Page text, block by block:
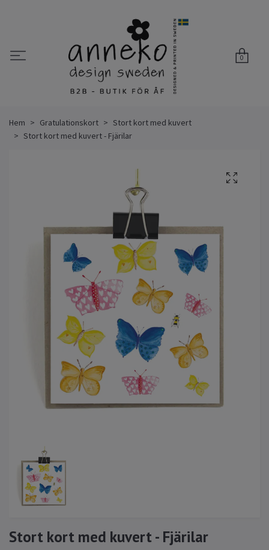
0
Hem Gratulationskort
Stort kort med kuvert
Stort kort med kuvert - Fjärilar
Stort kort med kuvert - Fjärilar